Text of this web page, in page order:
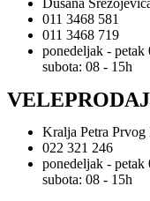
Dušana
011 3468 581
011 3468 719
ponedeljak - petak
subota: 08 - 15h
Kralja Petra
022 321 246
ponedeljak - petak
subota: 08 - 15h